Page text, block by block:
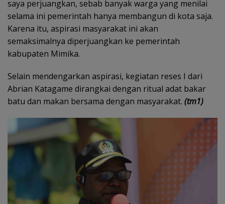
saya perjuangkan, sebab banyak warga yang menilai
selama ini pemerintah hanya membangun di kota saja.
Karena itu, aspirasi masyarakat ini akan
semaksimalnya diperjuangkan ke pemerintah
kabupaten Mimika.
Selain mendengarkan aspirasi, kegiatan reses I dari
Abrian Katagame dirangkai dengan ritual adat bakar
batu dan makan bersama dengan masyarakat. (tm1)